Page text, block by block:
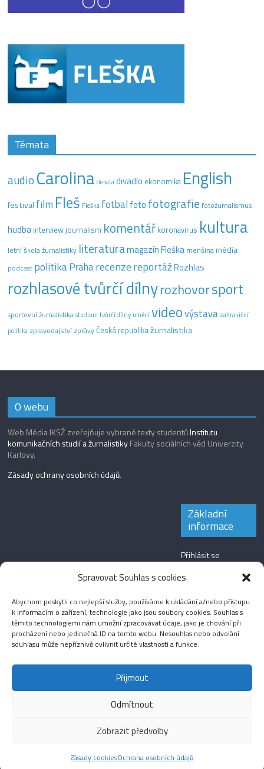
Spravovat Souhlas s cookies
Abychom poskytli co nejlepší služby, používáme k ukládání a/nebo přístupu
k informacím o zařízení, technologie jako jsou soubory cookies. Souhlas s
těmito technologiemi nám umožní zpracovávat údaje, jako je chování při
procházení nebo jedinečná ID na tomto webu. Nesouhlas nebo odvolání
souhlasu může nepříznivě ovlivnit určité vlastnosti a funkce.
Přijmout
Odmítnout
Zobrazit předvolby
Zásady cookiesOchrana osobních údajů
Témata
audio Carolina debata divadlo ekonomika English
festival film Fleš Fleška fotbal foto fotografie fotožurnalismus
hudba interview journalism komentář koronavirus kultura
letní škola žurnalistiky literaturamagazín Fleška menšinamédia
podcast politikaPraharecenzereportážRozhlas
rozhlasové tvůrčí dílnyrozhovorsport
sportovní žurnalistika studium tvůrčí dílny uměnívideovýstava zahraniční
politika zpravodajstvízprávyČeská republikažurnalistika
O webu
Web Média IKSŽ zveřejňuje vybrané texty studentůInstitutu
komunikačních studií a žurnalistikyFakulty sociálních věd Univerzity
Karlovy.
Zásady ochrany osobních údajů.
Základní
informace
Přihlásit se
Zdroj kanálů
Kanál komentářů
Česká lokalizace
Fotografie Audio
Copyright © 2026Média IKSŽ. All rights reserved.
Theme: ColorMag Pro byThemeGrill. Drevet av